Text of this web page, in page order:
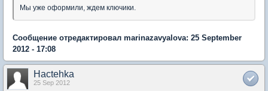
Мы уже оформили, ждем ключики.
Сообщение отредактировал marinazavyalova: 25 September
2012 - 17:08
Hactehka
25 Sep 2012